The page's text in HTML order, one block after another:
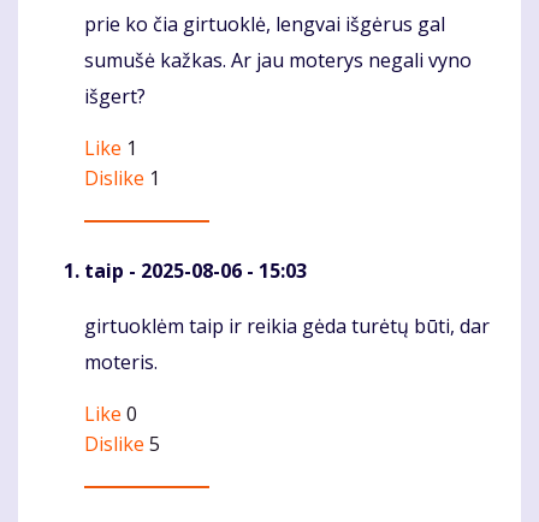
Komentaras
prie ko čia girtuoklė, lengvai išgėrus gal
sumušė kažkas. Ar jau moterys negali vyno
išgert?
Like 1
Dislike 1
taip - 2025-08-06 - 15:03
Komentaras
girtuoklėm taip ir reikia gėda turėtų būti, dar
moteris.
Like 0
Dislike 5